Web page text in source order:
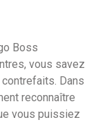
Boss
vous savez
Dans
reconnaître
vous puissiez